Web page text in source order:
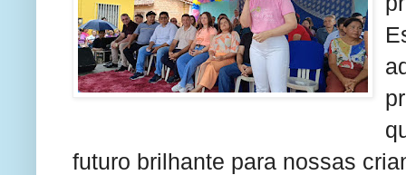
futuro brilhante para nossas